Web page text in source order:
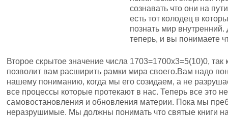
сознавать что они на
есть тот колодец в
познать мир внутренний.
теперь, и вы понимаете
Второе скрытое значение числа 1703=1700х3=5(10)0,
позволит вам расширить рамки мира своего.Вам надо
нашему пониманию, когда мы его созидаем, а не
все процессы которые протекают в нас. Теперь все это
самовостановления и обновления материи. Пока мы
неразрушимые. Мы должны понимать что святые книги